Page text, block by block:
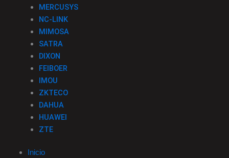
MERCUSYS
NC-LINK
MIMOSA
SATRA
DIXON
FEIBOER
IMOU
ZKTECO
DAHUA
HUAWEI
ZTE
Inicio